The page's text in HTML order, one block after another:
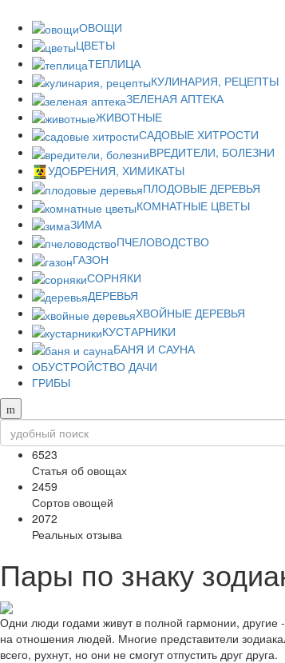
ОВОЩИ
ЦВЕТЫ
ТЕПЛИЦА
КУЛИНАРИЯ, РЕЦЕПТЫ
ЗЕЛЕНАЯ АПТЕКА
ЖИВОТНЫЕ
САДОВЫЕ ХИТРОСТИ
ВРЕДИТЕЛИ, БОЛЕЗНИ
УДОБРЕНИЯ, ХИМИКАТЫ
ПЛОДОВЫЕ ДЕРЕВЬЯ
КОМНАТНЫЕ ЦВЕТЫ
ЗИМА
ПЧЕЛОВОДСТВО
ГАЗОН
СОРНЯКИ
ДЕРЕВЬЯ
ХВОЙНЫЕ ДЕРЕВЬЯ
КУСТАРНИКИ
БАНЯ И САУНА
ОБУСТРОЙСТВО ДАЧИ
ГРИБЫ
6523
Статья об овощах
2459
Сортов овощей
2072
Реальных отзыва
Пары по знаку
Одни люди годами живут в полной гармонии, другие
на отношения людей. Многие представители
всего, рухнут, но они не смогут отпустить друг друга.